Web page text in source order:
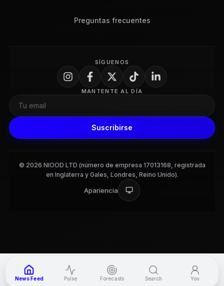
Preguntas frecuentes
SÍGUENOS
MANTENTE AL DÍA
Suscribirse
© 2026 NIOOD LTD (número de empresa 17013168, registrada
en Inglaterra y Gales, Londres, Reino Unido).
Apariencia
News Feed Pulse
3
Forecasts Search You